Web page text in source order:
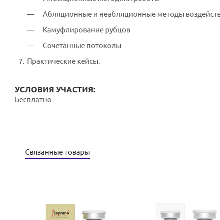
Абляционные и неабляционные методы
Камуфлирование рубцов
Сочетанные потоколы
Практические кейсы.
УСЛОВИЯ УЧАСТИЯ:
Бесплатно
Связанные товары